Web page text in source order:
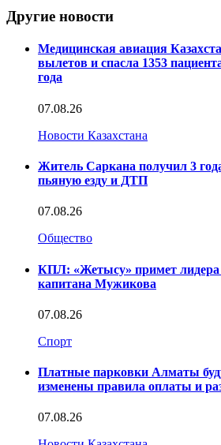
Другие новости
Медицинская авиация
вылетов и спасла 1353
года
07.08.26
Новости Казахстана
Житель Саркана получил 3
пьяную езду и ДТП
07.08.26
Общество
КПЛ: «Жетысу» примет лидера
капитана Мужикова
07.08.26
Спорт
Платные парковки Алматы
изменены правила оплаты и
07.08.26